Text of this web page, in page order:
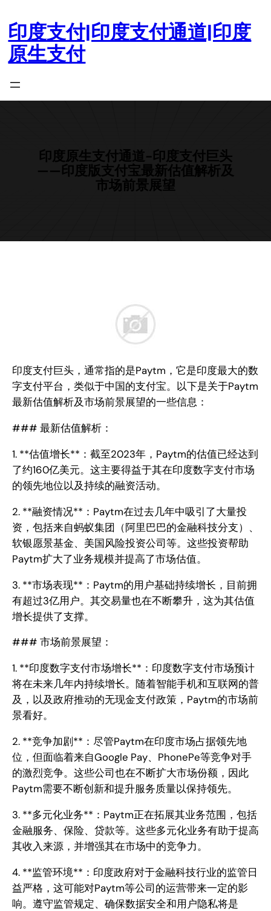
至
内印度支付|印度支付通道|印度
原生支付
印度原生支付通道-印度支付巨头
——印度版支付宝最新估值解析及
市场前景展望
印度支付巨头，通常指的是Paytm，它是印度最大的数
字支付平台，类似于中国的支付宝。以下是关于Paytm
最新估值解析及市场前景展望的一些信息：
### 最新估值解析：
1. **估值增长**：截至2023年，Paytm的估值已经达到
了约160亿美元。这主要得益于其在印度数字支付市场
的领先地位以及持续的融资活动。
2. **融资情况**：Paytm在过去几年中吸引了大量投
资，包括来自蚂蚁集团（阿里巴巴的金融科技分支）、
软银愿景基金、美国风险投资公司等。这些投资帮助
Paytm扩大了业务规模并提高了市场估值。
3. **市场表现**：Paytm的用户基础持续增长，目前拥
有超过3亿用户。其交易量也在不断攀升，这为其估值
增长提供了支撑。
### 市场前景展望：
1. **印度数字支付市场增长**：印度数字支付市场预计
将在未来几年内持续增长。随着智能手机和互联网的普
及，以及政府推动的无现金支付政策，Paytm的市场前
景看好。
2. **竞争加剧**：尽管Paytm在印度市场占据领先地
位，但面临着来自Google Pay、PhonePe等竞争对手
的激烈竞争。这些公司也在不断扩大市场份额，因此
Paytm需要不断创新和提升服务质量以保持领先。
3. **多元化业务**：Paytm正在拓展其业务范围，包括
金融服务、保险、贷款等。这些多元化业务有助于提高
其收入来源，并增强其在市场中的竞争力。
4. **监管环境**：印度政府对于金融科技行业的监管日
益严格，这可能对Paytm等公司的运营带来一定的影
响。遵守监管规定、确保数据安全和用户隐私将是